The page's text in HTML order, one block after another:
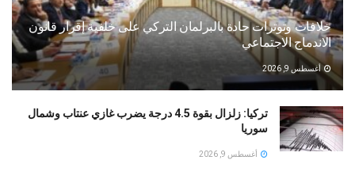
خلافات وتوترات حادة بالبرلمان التركي على خلفية إقرار قانون
الاندماج الاجتماعي
أغسطس 9, 2026
تركيا: زلزال بقوة 4.5 درجة يضرب غازي عنتاب وشمال
سوريا
أغسطس 9, 2026